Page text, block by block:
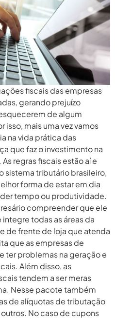
fiscais das empresas
gerando prejuízo
de algum
mais uma vez vamos
na vida prática das
que faz o investimento na
regras fiscais estão aí e
sistema tributário brasileiro,
forma de estar em dia
tempo ou produtividade.
compreender que ele
todas as áreas da
de frente de loja que atenda
que as empresas de
ter problemas na geração e
Além disso, as
tendem a ser meras
Nesse pacote também
de alíquotas de tributação
No caso de cupons